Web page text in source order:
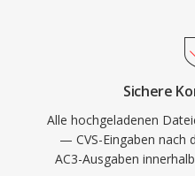
Decoder-
Fernsehern und Set-
eine zuverlässige
enormen installierten
Sichere
Alle hochgeladenen
— CVS-Eingaben nach
AC3-Ausgaben